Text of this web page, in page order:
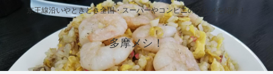
京王線沿いやときどき全国・スーパーやコンビニのグルメを紹介！
多摩メシ！